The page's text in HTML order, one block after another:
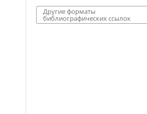
Другие форматы
библиографических ссылок